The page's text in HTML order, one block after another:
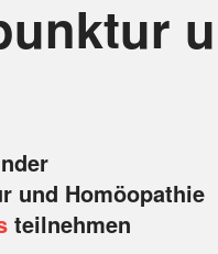
und Homöopathie
teilnehmen